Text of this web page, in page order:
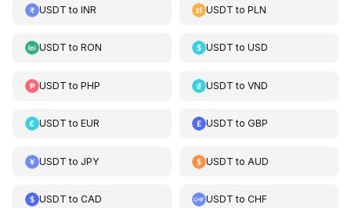
USDT to INR USDT toPLN
USDT to RON USDT toUSD
USDT to PHP USDT toVND
USDT to EUR USDT toGBP
USDT to JPY USDT to AUD
USDT to CAD USDT toCHF